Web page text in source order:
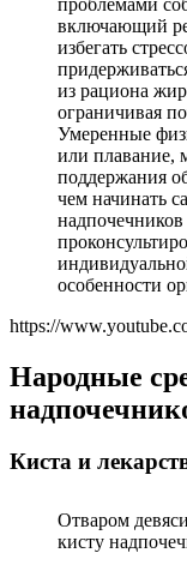
включающий
избегать
из рациона
ограничивая
Умеренные
или плавание,
поддержания
чем начинать
особенности
https://
Народные
Киста и
Отваром
кисту